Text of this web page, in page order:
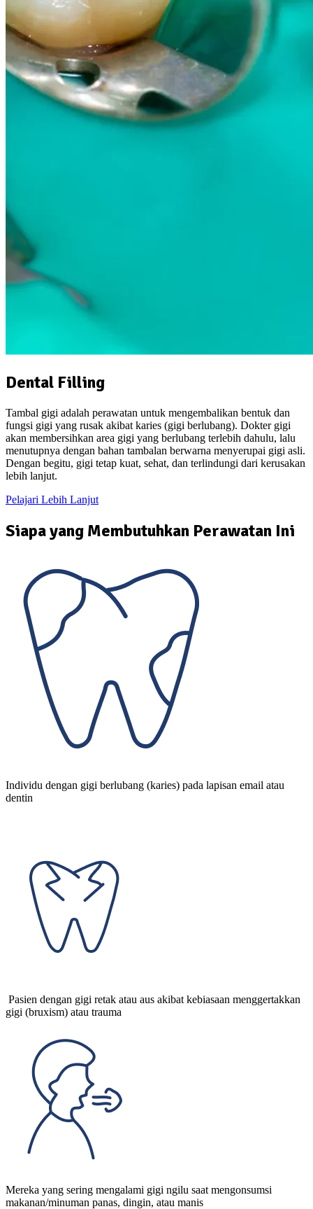
Dental Filling
Tambal gigi adalah perawatan untuk mengembalikan bentuk dan
fungsi gigi yang rusak akibat karies (gigi berlubang). Dokter gigi
akan membersihkan area gigi yang berlubang terlebih dahulu, lalu
menutupnya dengan bahan tambalan berwarna menyerupai gigi asli.
Dengan begitu, gigi tetap kuat, sehat, dan terlindungi dari kerusakan
lebih lanjut.
Pelajari Lebih Lanjut
Siapa yang Membutuhkan Perawatan Ini
Individu dengan gigi berlubang (karies) pada lapisan email atau
dentin
Pasien dengan gigi retak atau aus akibat kebiasaan menggertakkan
gigi (bruxism) atau trauma
Mereka yang sering mengalami gigi ngilu saat mengonsumsi
makanan/minuman panas, dingin, atau manis